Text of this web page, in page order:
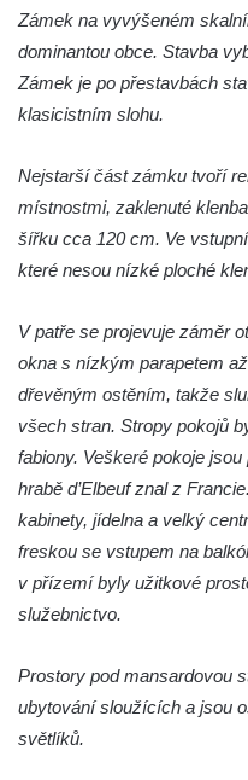
Zámek Lomnice nad
Zámek Lipová
Zámek Ostrov
Zámek Bynovec
Zámek Daňkov
Zámek Břeclav
Zámek Starý Rybník
Zámek (a hrad) Tachov
Nový zámek Chodová
Zámek Údlice
Vánoční dům Karlovy
Zámek Litvínov (a
Zámek Klášterec nad
Kříž u kostela svatého
Zámek Liběchov
Zámek Horní Police
Zámek na vyvýšeném
dominantou obce. Stavba
Zámek je po přestavbách
klasicistním slohu.
Nejstarší část zámku tvoří
místnostmi, zaklenuté
šířku cca 120 cm. Ve
které nesou nízké ploché
V patře se projevuje záměr
okna s nízkým parapetem
dřevěným ostěním, takže
všech stran. Stropy pokojů
fabiony. Veškeré pokoje
hrabě d’Elbeuf znal z
kabinety, jídelna a velký
freskou se vstupem na
v přízemí byly užitkové
služebnictvo.
Prostory pod mansardovou
ubytování sloužících a jsou
světlíků.